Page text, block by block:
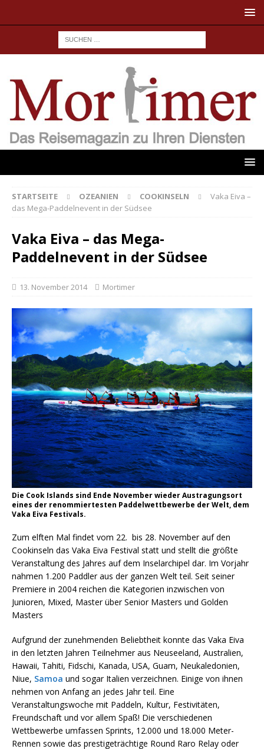
STARTSEITE OZEANIEN COOKINSELN
Vaka Eiva –
das Mega-Paddelnevent in der Südsee
Vaka Eiva – das Mega-
Paddelnevent in der Südsee
13. November 2014 Mortimer
Die Cook Islands sind Ende November wieder Austragungsort
eines der renommiertesten Paddelwettbewerbe der Welt, dem
Vaka Eiva Festivals.
Zum elften Mal findet vom 22. bis 28. November auf den
Cookinseln das Vaka Eiva Festival statt und stellt die größte
Veranstaltung des Jahres auf dem Inselarchipel dar. Im Vorjahr
nahmen 1.200 Paddler aus der ganzen Welt teil. Seit seiner
Premiere in 2004 reichen die Kategorien inzwischen von
Junioren, Mixed, Master über Senior Masters und Golden
Masters
Aufgrund der zunehmenden Beliebtheit konnte das Vaka Eiva
in den letzten Jahren Teilnehmer aus Neuseeland, Australien,
Hawaii, Tahiti, Fidschi, Kanada, USA, Guam, Neukaledonien,
Niue, Samoa und sogar Italien verzeichnen. Einige von ihnen
nehmen von Anfang an jedes Jahr teil. Eine
Veranstaltungswoche mit Paddeln, Kultur, Festivitäten,
Freundschaft und vor allem Spaß! Die verschiedenen
Wettbewerbe umfassen Sprints, 12.000 und 18.000 Meter-
Rennen sowie das prestigeträchtige Round Raro Relay oder